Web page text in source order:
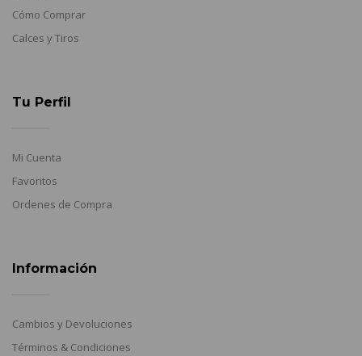
Cómo Comprar
Calces y Tiros
Tu Perfil
Mi Cuenta
Favoritos
Ordenes de Compra
Información
Cambios y Devoluciones
Términos & Condiciones